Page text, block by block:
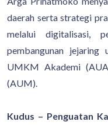
daerah serta strategi
melalui digitalisasi,
pembangunan jejaring
UMKM Akademi
(AUM).
Kudus – Penguatan